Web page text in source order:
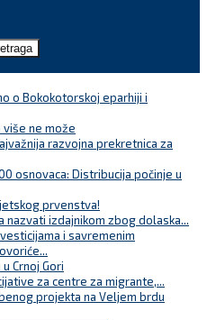
o Bokokotorskoj eparhiji i
više ne može
razvojna prekretnica za
osnovaca: Distribucija počinje u
prvenstva!
nazvati izdajnikom zbog dolaska...
i savremenim
Crnoj Gori
za centre za migrante,...
projekta na Veljem brdu